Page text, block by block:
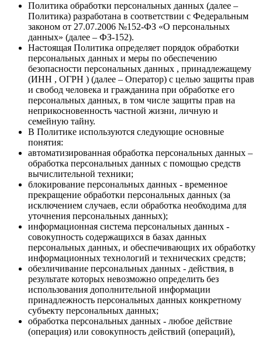
Политика обработки персональных данных (далее –
Политика) разработана в соответствии с Федеральным
законом от 27.07.2006 №152-ФЗ «О персональных
данных» (далее – ФЗ-152).
Настоящая Политика определяет порядок обработки
персональных данных и меры по обеспечению
безопасности персональных данных , принадлежащему
(ИНН , ОГРН ) (далее – Оператор) с целью защиты прав
и свобод человека и гражданина при обработке его
персональных данных, в том числе защиты прав на
неприкосновенность частной жизни, личную и
семейную тайну.
В Политике используются следующие основные
понятия:
автоматизированная обработка персональных данных –
обработка персональных данных с помощью средств
вычислительной техники;
блокирование персональных данных - временное
прекращение обработки персональных данных (за
исключением случаев, если обработка необходима для
уточнения персональных данных);
информационная система персональных данных -
совокупность содержащихся в базах данных
персональных данных, и обеспечивающих их обработку
информационных технологий и технических средств;
обезличивание персональных данных - действия, в
результате которых невозможно определить без
использования дополнительной информации
принадлежность персональных данных конкретному
субъекту персональных данных;
обработка персональных данных - любое действие
(операция) или совокупность действий (операций),